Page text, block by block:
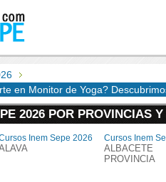
en Monitor de Yoga?
2026 POR PROVINCIAS
Inem Sepe 2026 Cursos Inem
ALBACETE
PROVINCIA